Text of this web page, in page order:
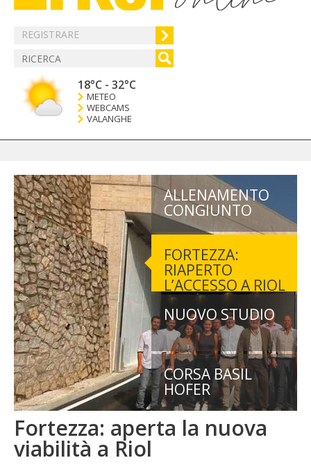
REGISTRARE
18°C - 32°C
METEO
WEBCAMS
VALANGHE
ALLENAMENTO
CONGIUNTO
FORTEZZA:
RIAPERTO
L’ACCESSO A RIOL
NUOVO STUDIO
CORSA BASIL
HOFER
Fortezza: aperta la nuova
viabilità a Riol